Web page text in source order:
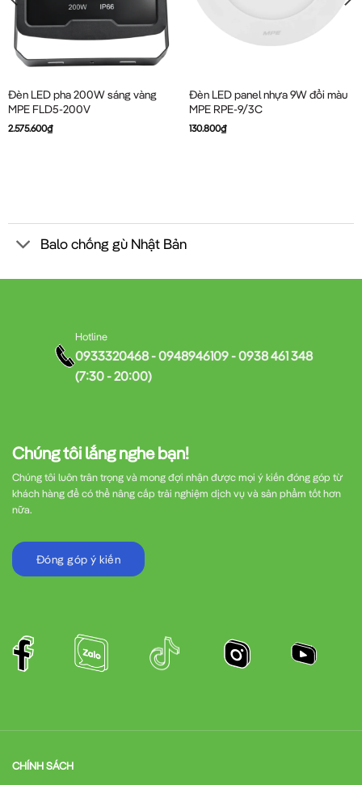
Đèn LED pha 200W sáng vàng
MPE FLD5-200V
2.575.600₫
Đèn LED panel nhựa 9W đổi màu
MPE RPE-9/3C
130.800₫
Balo chống gù Nhật Bản
Chúng tôi lắng nghe bạn!
Chúng tôi luôn trân trọng và mong đợi nhận được mọi ý kiến đóng góp từ
khách hàng để có thể nâng cấp trải nghiệm dịch vụ và sản phẩm tốt hơn
nữa.
Đóng góp ý kiến
Hotline
0933320468 - 0948946109 - 0938 461 348
(7:30 - 20:00)
CHÍNH SÁCH